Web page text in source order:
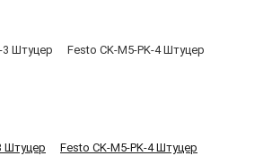
Штуцер Festo CK-M5-PK-4 Штуцер